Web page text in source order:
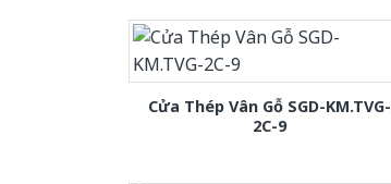
Cửa Thép Vân Gỗ SGD-KM.TVG-
2C-9